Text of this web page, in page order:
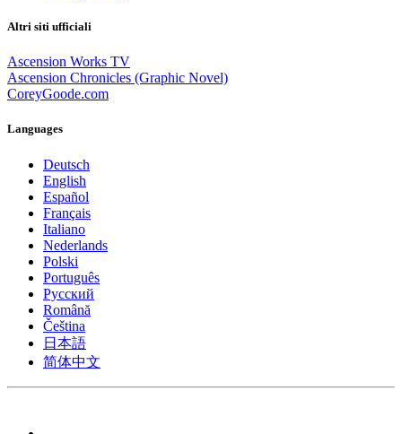
Altri siti ufficiali
Ascension Works TV
Ascension Chronicles (Graphic Novel)
CoreyGoode.com
Languages
Deutsch
English
Español
Français
Italiano
Nederlands
Polski
Português
Pусский
Română
Čeština
日本語
简体中文